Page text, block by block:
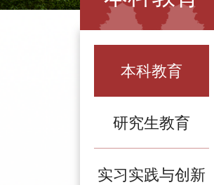
本科教育
研究生教育
实习实践与创新